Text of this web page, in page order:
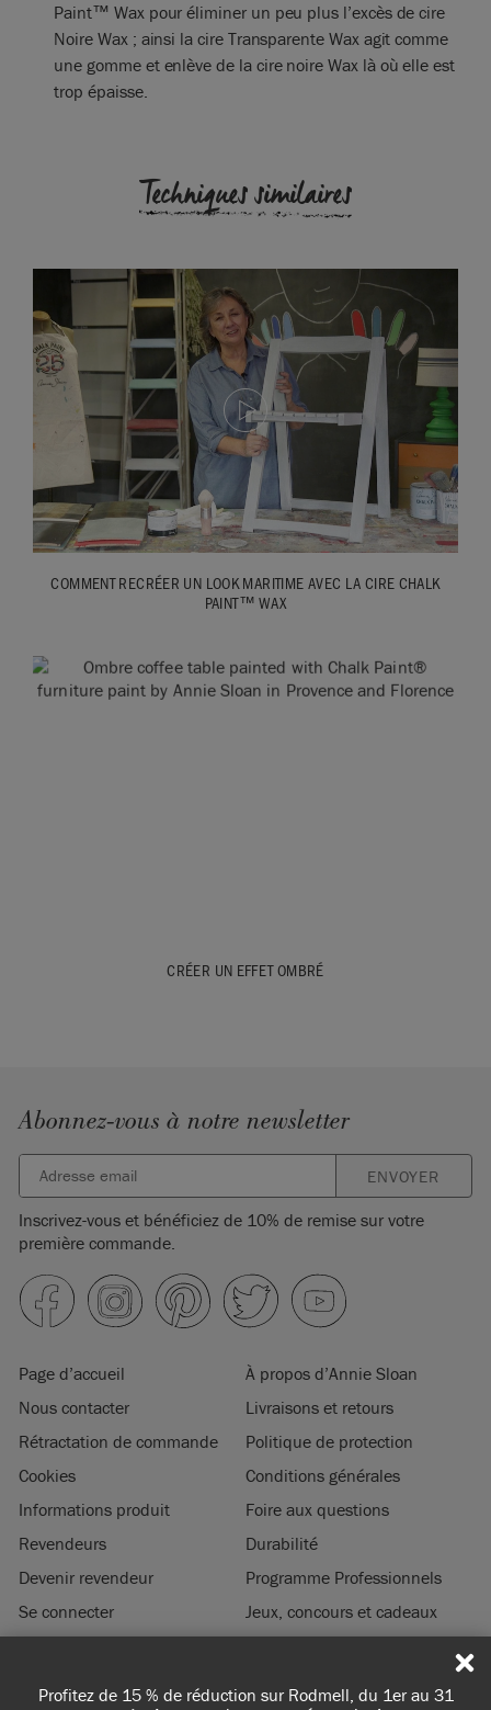
Profitez de 15 % de réduction sur Rodmell, du 1er au 31
Paint™ Wax pour éliminer un peu plus l’excès de cire
Noire Wax ; ainsi la cire Transparente Wax agit comme
une gomme et enlève de la cire noire Wax là où elle est
trop épaisse.
Techniques similaires
COMMENT RECRÉER UN LOOK MARITIME AVEC LA CIRE CHALK
PAINT™ WAX
CRÉER UN EFFET OMBRÉ
Abonnez-vous à notre newsletter
ENVOYER
Inscrivez-vous et bénéficiez de 10% de remise sur votre
première commande.
Page d’accueil
À propos d’Annie Sloan
Nous contacter
Livraisons et retours
Rétractation de commande
Politique de protection
Cookies
Conditions générales
Informations produit
Foire aux questions
Revendeurs
Durabilité
Devenir revendeur
Programme Professionnels
Se connecter
Jeux, concours et cadeaux
© 2026 ANNIE SLOAN INTERIORS LTD. ‘CHALK PAINT’ est une marque de